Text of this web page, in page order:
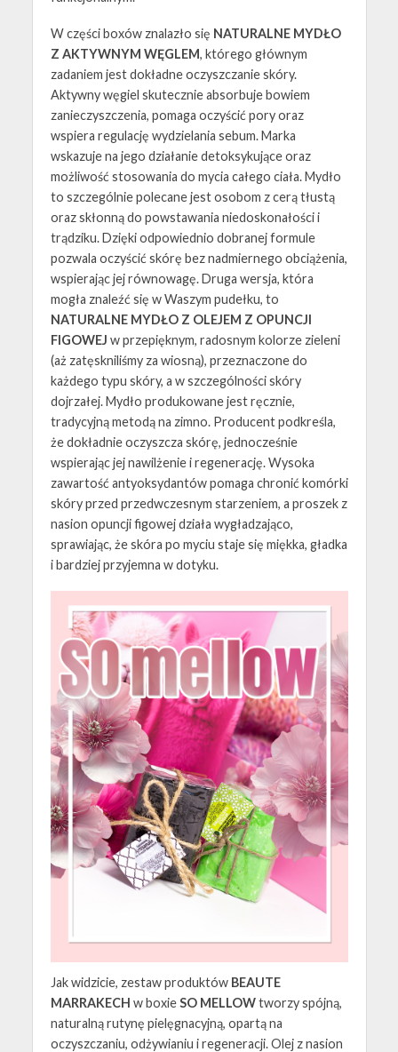
W części boxów znalazło się NATURALNE MYDŁO
Z AKTYWNYM WĘGLEM, którego głównym
zadaniem jest dokładne oczyszczanie skóry.
Aktywny węgiel skutecznie absorbuje bowiem
zanieczyszczenia, pomaga oczyścić pory oraz
wspiera regulację wydzielania sebum. Marka
wskazuje na jego działanie detoksykujące oraz
możliwość stosowania do mycia całego ciała. Mydło
to szczególnie polecane jest osobom z cerą tłustą
oraz skłonną do powstawania niedoskonałości i
trądziku. Dzięki odpowiednio dobranej formule
pozwala oczyścić skórę bez nadmiernego obciążenia,
wspierając jej równowagę. Druga wersja, która
mogła znaleźć się w Waszym pudełku, to
NATURALNE MYDŁO Z OLEJEM Z OPUNCJI
FIGOWEJ w przepięknym, radosnym kolorze zieleni
(aż zatęskniliśmy za wiosną), przeznaczone do
każdego typu skóry, a w szczególności skóry
dojrzałej. Mydło produkowane jest ręcznie,
tradycyjną metodą na zimno. Producent podkreśla,
że dokładnie oczyszcza skórę, jednocześnie
wspierając jej nawilżenie i regenerację. Wysoka
zawartość antyoksydantów pomaga chronić komórki
skóry przed przedwczesnym starzeniem, a proszek z
nasion opuncji figowej działa wygładzająco,
sprawiając, że skóra po myciu staje się miękka, gładka
i bardziej przyjemna w dotyku.
Jak widzicie, zestaw produktów BEAUTE
MARRAKECH w boxieSO MELLOWtworzy spójną,
naturalną rutynę pielęgnacyjną, opartą na
oczyszczaniu, odżywianiu i regeneracji. Olej z nasion